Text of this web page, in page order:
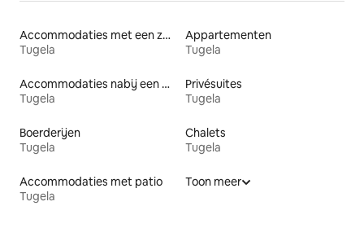
Accommodaties met een zwembad
Tugela
Appartementen
Tugela
Accommodaties nabij een meer
Tugela
Privésuites
Tugela
Boerderijen
Tugela
Chalets
Tugela
Accommodaties met patio
Tugela
Toon meer